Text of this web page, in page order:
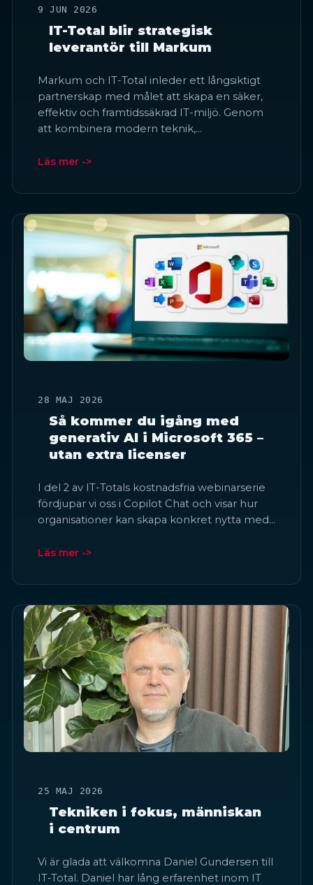
9 JUN 2026
IT-Total blir strategisk
leverantör till Markum
Markum och IT-Total inleder ett långsiktigt
partnerskap med målet att skapa en säker,
effektiv och framtidssäkrad IT-miljö. Genom
att kombinera modern teknik,…
Läs mer ->
28 MAJ 2026
Så kommer du igång med
generativ AI i Microsoft 365 –
utan extra licenser
I del 2 av IT-Totals kostnadsfria webinarserie
fördjupar vi oss i Copilot Chat och visar hur
organisationer kan skapa konkret nytta med…
Läs mer ->
25 MAJ 2026
Tekniken i fokus, människan
i centrum
Vi är glada att välkomna Daniel Gundersen till
IT‑Total. Daniel har lång erfarenhet inom IT